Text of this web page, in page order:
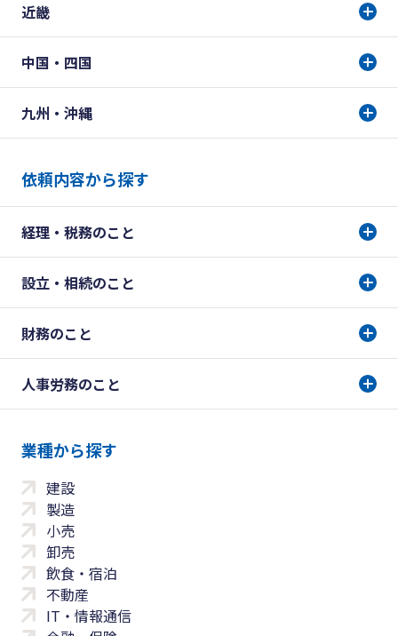
近畿
中国・四国
九州・沖縄
依頼内容から探す
経理・税務のこと
設立・相続のこと
財務のこと
人事労務のこと
業種から探す
建設
製造
小売
卸売
飲食・宿泊
不動産
IT・情報通信